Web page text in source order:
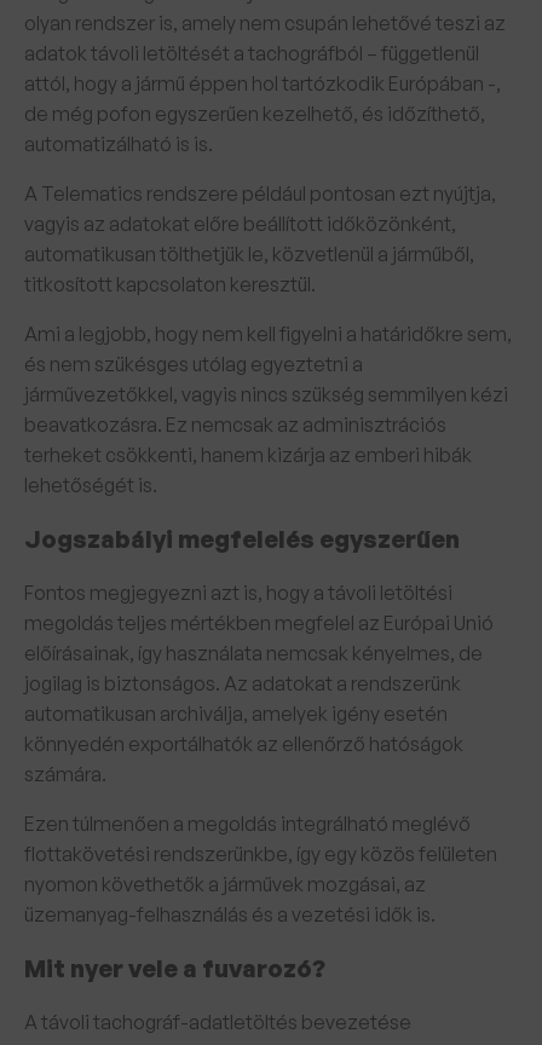
olyan rendszer is, amely nem csupán lehetővé teszi az
adatok távoli letöltését a tachográfból – függetlenül
attól, hogy a jármű éppen hol tartózkodik Európában -,
de még pofon egyszerűen kezelhető, és időzíthető,
automatizálható is is.
A Telematics rendszere például pontosan ezt nyújtja,
vagyis az adatokat előre beállított időközönként,
automatikusan tölthetjük le, közvetlenül a járműből,
titkosított kapcsolaton keresztül.
Ami a legjobb, hogy nem kell figyelni a határidőkre sem,
és nem szükésges utólag egyeztetni a
járművezetőkkel, vagyis nincs szükség semmilyen kézi
beavatkozásra. Ez nemcsak az adminisztrációs
terheket csökkenti, hanem kizárja az emberi hibák
lehetőségét is.
Jogszabályi megfelelés egyszerűen
Fontos megjegyezni azt is, hogy a távoli letöltési
megoldás teljes mértékben megfelel az Európai Unió
előírásainak, így használata nemcsak kényelmes, de
jogilag is biztonságos. Az adatokat a rendszerünk
automatikusan archiválja, amelyek igény esetén
könnyedén exportálhatók az ellenőrző hatóságok
számára.
Ezen túlmenően a megoldás integrálható meglévő
flottakövetési rendszerünkbe, így egy közös felületen
nyomon követhetők a járművek mozgásai, az
üzemanyag-felhasználás és a vezetési idők is.
Mit nyer vele a fuvarozó?
A távoli tachográf-adatletöltés bevezetése